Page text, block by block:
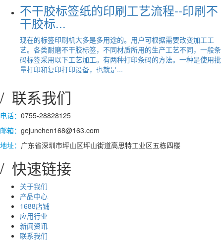
不干胶标签纸的印刷工艺流程--印刷不
干胶标...
现在的标签印刷机大多是多用途的。用户可根据需要改变加工工
艺。各类耐磨不干胶标签，不同材质所用的生产工艺不同，一般条
码标签采用以下工艺加工。有两种打印条码的方法。一种是使用批
量打印和复印打印设备，也就是...
/ 联系我们
电话： 0755-28828125
邮箱： gejunchen168@163.com
地址： 广东省深圳市坪山区坪山街道高思特工业区五栋四楼
/ 快速链接
关于我们
产品中心
1688店铺
应用行业
新闻资讯
联系我们